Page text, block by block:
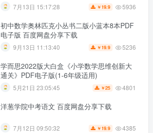
7月13日 15:17:28 ￥ 19.9 5936
初中数学奥林匹克小丛书二版小蓝本8本PDF
电子版 百度网盘分享下载
9月13日 11:13:40 ￥ 19.9 5236
学而思2022版大白盒《小学数学思维创新大
通关》PDF电子版(1-6年级适用)
5月21日 23:05:45 ￥25 4801
洋葱学院中考语文 百度网盘分享下载
7月12日 09:50:32 ￥ 19.9 4385